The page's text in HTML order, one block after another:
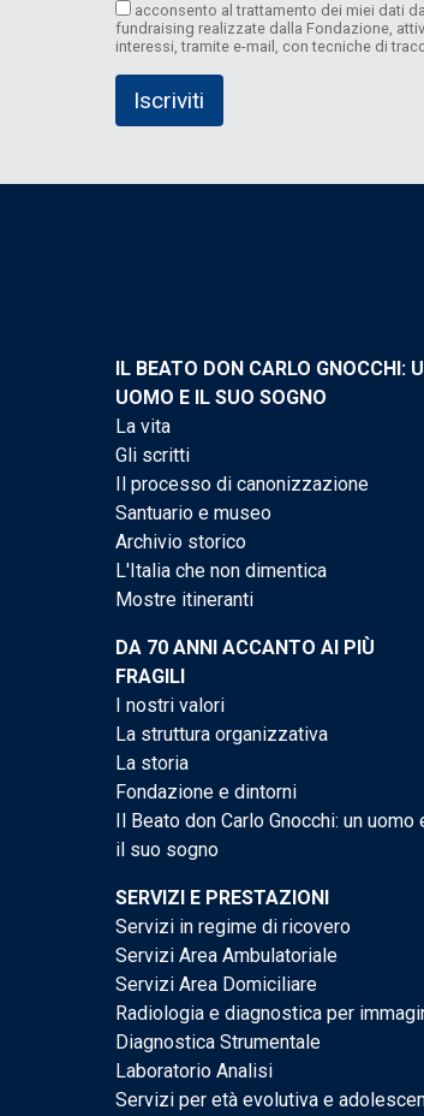
acconsento al trattamento dei miei dati
fundraising realizzate dalla Fondazione,
interessi, tramite e-mail, con tecniche di
IL BEATO DON CARLO GNOCCHI:
UOMO E IL SUO SOGNO
La vita
Gli scritti
Il processo di canonizzazione
Santuario e museo
Archivio storico
L'Italia che non dimentica
Mostre itineranti
DA 70 ANNI ACCANTO AI PIÙ
FRAGILI
I nostri valori
La struttura organizzativa
La storia
Fondazione e dintorni
Il Beato don Carlo Gnocchi: un uomo
il suo sogno
SERVIZI E PRESTAZIONI
Servizi in regime di ricovero
Servizi Area Ambulatoriale
Servizi Area Domiciliare
Radiologia e diagnostica per
Diagnostica Strumentale
Laboratorio Analisi
Servizi per età evolutiva e